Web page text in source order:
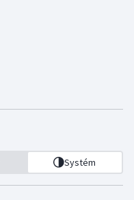
Systém